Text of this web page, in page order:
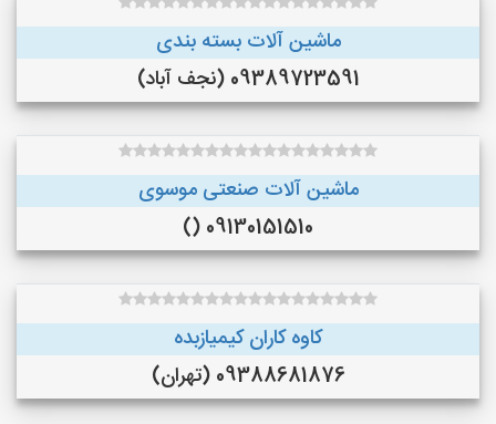
ماشین آلات بسته بندی
09389723591 (نجف‌ آباد)
ماشین آلات صنعتی موسوی
09130151510 ()
کاوه کاران کیمیازبده
09388681876 (تهران)